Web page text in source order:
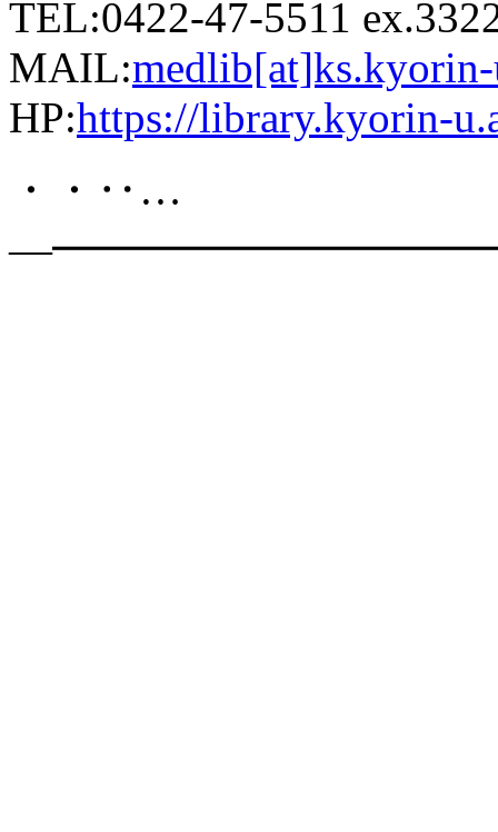
TEL:0422-47-5511
MAIL:
HP:https://library.kyorin-
・・‥…